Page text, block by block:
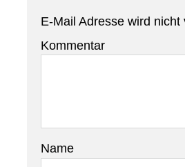
E-Mail Adresse wird nicht
Kommentar
Name